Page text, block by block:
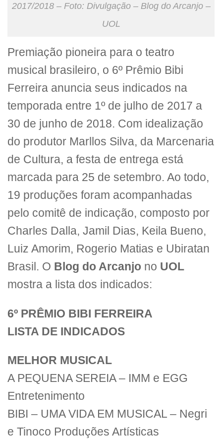
2017/2018 – Foto: Divulgação – Blog do Arcanjo –
UOL
Premiação pioneira para o teatro
musical brasileiro, o 6º Prêmio Bibi
Ferreira anuncia seus indicados na
temporada entre 1º de julho de 2017 a
30 de junho de 2018. Com idealização
do produtor Marllos Silva, da Marcenaria
de Cultura, a festa de entrega está
marcada para 25 de setembro. Ao todo,
19 produções foram acompanhadas
pelo comitê de indicação, composto por
Charles Dalla, Jamil Dias, Keila Bueno,
Luiz Amorim, Rogerio Matias e Ubiratan
Brasil. O Blog do Arcanjo no UOL
mostra a lista dos indicados:
6º PRÊMIO BIBI FERREIRA
LISTA DE INDICADOS
MELHOR MUSICAL
A PEQUENA SEREIA – IMM e EGG
Entretenimento
BIBI – UMA VIDA EM MUSICAL – Negri
e Tinoco Produções Artísticas